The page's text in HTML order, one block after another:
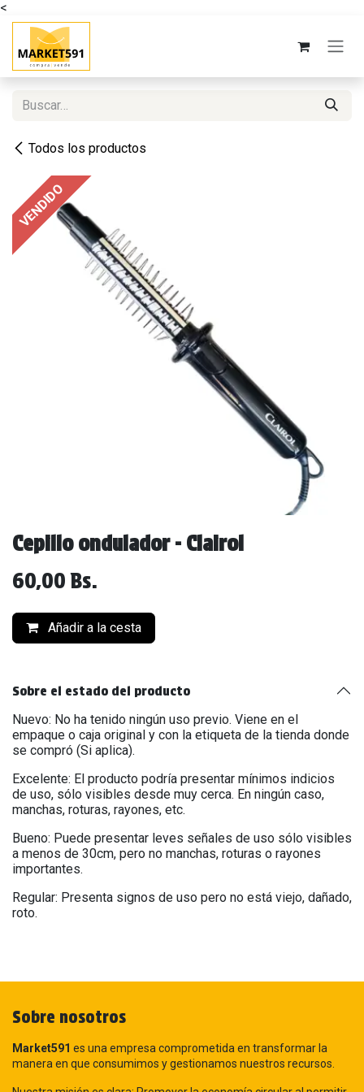
<
Ir al contenido
Todos los productos
VENDIDO
Cepillo ondulador - Clairol
60,00 Bs.
Añadir a la cesta
Sobre el estado del producto
Nuevo: No ha tenido ningún uso previo. Viene en el
empaque o caja original y con la etiqueta de la tienda donde
se compró (Si aplica).
Excelente: El producto podría presentar mínimos indicios
de uso, sólo visibles desde muy cerca. En ningún caso,
manchas, roturas, rayones, etc.
Bueno: Puede presentar leves señales de uso sólo visibles
a menos de 30cm, pero no manchas, roturas o rayones
importantes.
Regular: Presenta signos de uso pero no está viejo, dañado,
roto.
Sobre nosotros
Market591 es una empresa comprometida en transformar la
manera en que consumimos y gestionamos nuestros recursos.